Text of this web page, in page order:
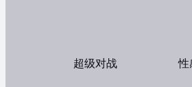
超级对战 性